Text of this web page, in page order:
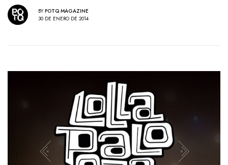
BY POTQ MAGAZINE
30 DE ENERO DE 2014